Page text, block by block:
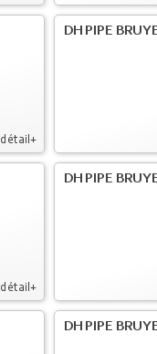
détail+
DH PIPE
détail+
DH PIPE
DH PIPE